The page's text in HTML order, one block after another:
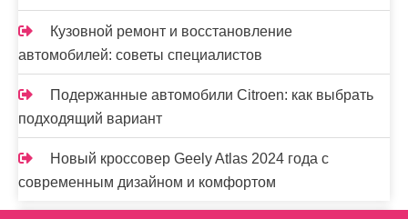
Кузовной ремонт и восстановление
автомобилей: советы специалистов
Подержанные автомобили Citroen: как выбрать
подходящий вариант
Новый кроссовер Geely Atlas 2024 года с
современным дизайном и комфортом